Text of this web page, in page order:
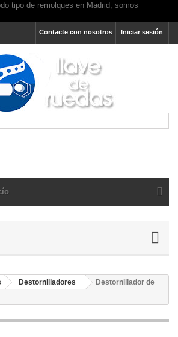
Iniciar sesión
Contacte con nosotros
Destornilladores
Destornillador de